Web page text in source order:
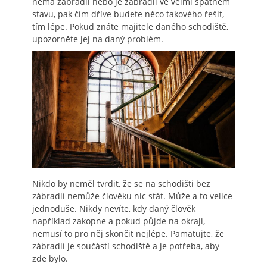
stavu, pak čím dříve budete něco takového řešit,
tím lépe. Pokud znáte majitele daného schodiště,
upozorněte jej na daný problém.
Nikdo by neměl tvrdit, že se na schodišti bez
zábradlí nemůže člověku nic stát. Může a to velice
jednoduše. Nikdy nevíte, kdy daný člověk
například zakopne a pokud půjde na okraji,
nemusí to pro něj skončit nejlépe. Pamatujte, že
zábradlí je součástí schodiště a je potřeba, aby
zde bylo.